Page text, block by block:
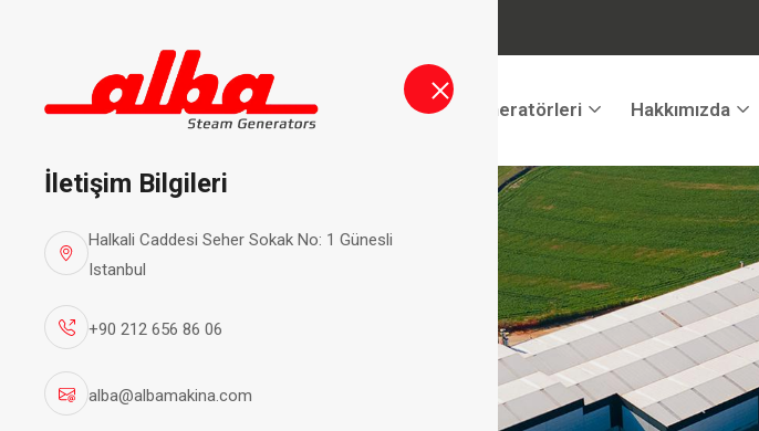
Buhar Jeneratörleri Hakkımızda
İletişim Bilgileri
Halkali Caddesi Seher Sokak No: 1 Günesli
Istanbul
+90 212 656 86 06
alba@albamakina.com